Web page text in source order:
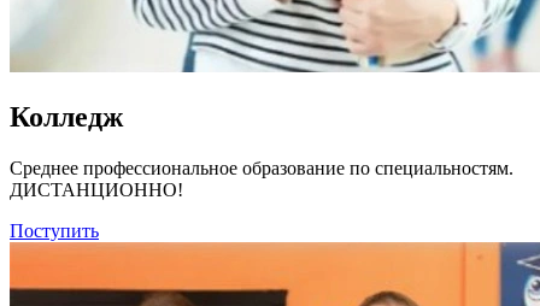
Колледж
Среднее профессиональное образование по специальностям.
ДИСТАНЦИОННО!
Поступить